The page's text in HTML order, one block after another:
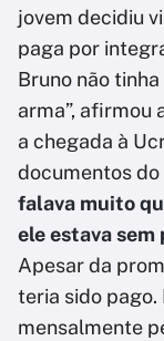
jovem decidiu
paga por
Bruno não
arma”, afirmou
a chegada à
documentos
falava muito
ele estava sem
Apesar da
teria sido pago.
mensalmente